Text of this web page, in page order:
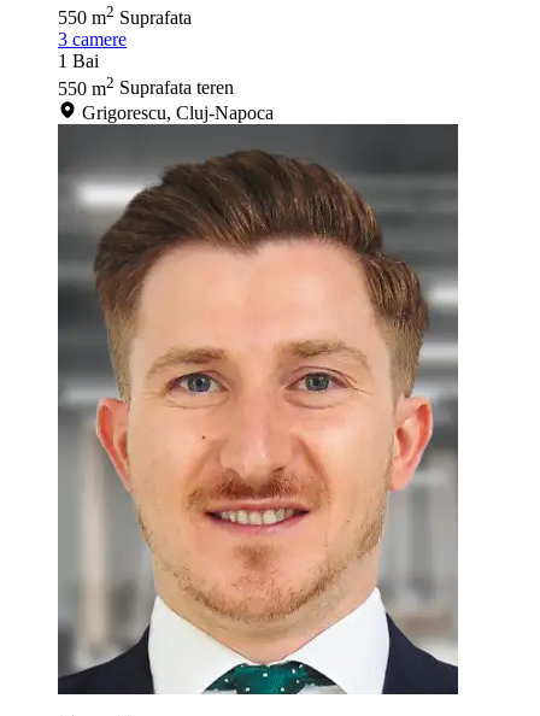
550 m2 Suprafata
3 camere
1 Bai
550 m2 Suprafata teren
Grigorescu, Cluj-Napoca